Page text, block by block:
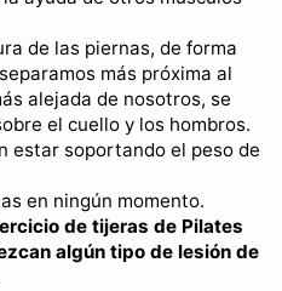
de las piernas, de forma
más próxima al
alejada de nosotros, se
el cuello y los hombros.
estar soportando el peso de
en ningún momento.
de tijeras de Pilates
algún tipo de lesión de